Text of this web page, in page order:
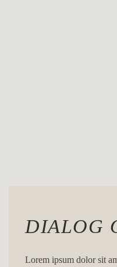
DIALOG
Lorem ipsum dolor sit